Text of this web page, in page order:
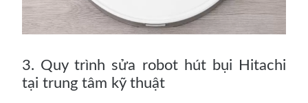
3. Quy trình sửa robot hút bụi Hitachi
tại trung tâm kỹ thuật